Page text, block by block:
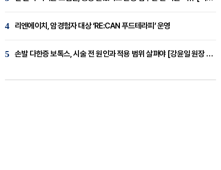
4 리엔에이치, 암경험자 대상 ‘RE:CAN 푸드테라피’ 운영
5 손발 다한증 보톡스, 시술 전 원인과 적용 범위 살펴야 [강윤일 원장 칼럼]